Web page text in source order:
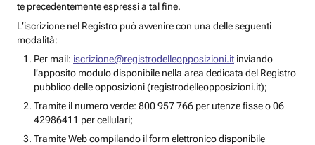
te precedentemente espressi a tal fine.
L’iscrizione nel Registro può avvenire con una delle seguenti
modalità:
Per mail: iscrizione@registrodelleopposizioni.it inviando
l’apposito modulo disponibile nella area dedicata del Registro
pubblico delle opposizioni (registrodelleopposizioni.it);
Tramite il numero verde: 800 957 766 per utenze fisse o 06
42986411 per cellulari;
Tramite Web compilando il form elettronico disponibile